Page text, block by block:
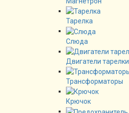
Тарелка
Слюда
Двигатели тарелки
Трансформаторы
Крючок